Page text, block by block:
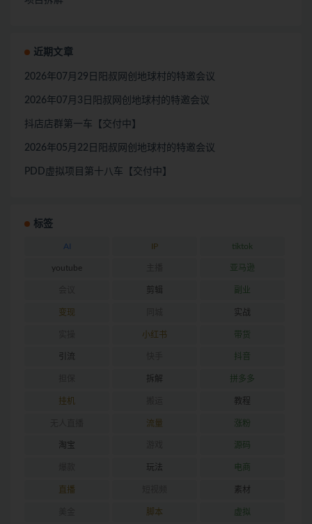
近期文章
2026年07月29日阳叔网创地球村的特邀会议
2026年07月3日阳叔网创地球村的特邀会议
抖店店群第一车【交付中】
2026年05月22日阳叔网创地球村的特邀会议
PDD虚拟项目第十八车【交付中】
标签
AI IP tiktok
youtube 亚马逊
剪辑 副业
变现 实战
小红书 带货
引流 抖音
拆解 拼多多
挂机 教程
流量 涨粉
淘宝 源码
玩法 电商
直播 素材
脚本 虚拟